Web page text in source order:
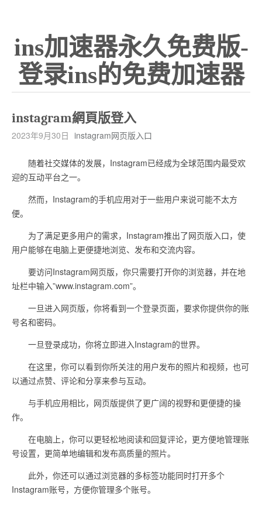
ins加速器永久免费版-
登录ins的免费加速器
instagram網頁版登入
2023年9月30日 instagram网页版入口
随着社交媒体的发展，Instagram已经成为全球范围内最受欢
迎的互动平台之一。
然而，Instagram的手机应用对于一些用户来说可能不太方
便。
为了满足更多用户的需求，Instagram推出了网页版入口，使
用户能够在电脑上更便捷地浏览、发布和交流内容。
要访问Instagram网页版，你只需要打开你的浏览器，并在地
址栏中输入”www.instagram.com”。
一旦进入网页版，你将看到一个登录页面，要求你提供你的账
号名和密码。
一旦登录成功，你将立即进入Instagram的世界。
在这里，你可以看到你所关注的用户发布的照片和视频，也可
以通过点赞、评论和分享来参与互动。
与手机应用相比，网页版提供了更广阔的视野和更便捷的操
作。
在电脑上，你可以更轻松地阅读和回复评论，更方便地管理账
号设置，更简单地编辑和发布高质量的照片。
此外，你还可以通过浏览器的多标签功能同时打开多个
Instagram账号，方便你管理多个账号。